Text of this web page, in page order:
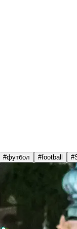
#футбол #football #